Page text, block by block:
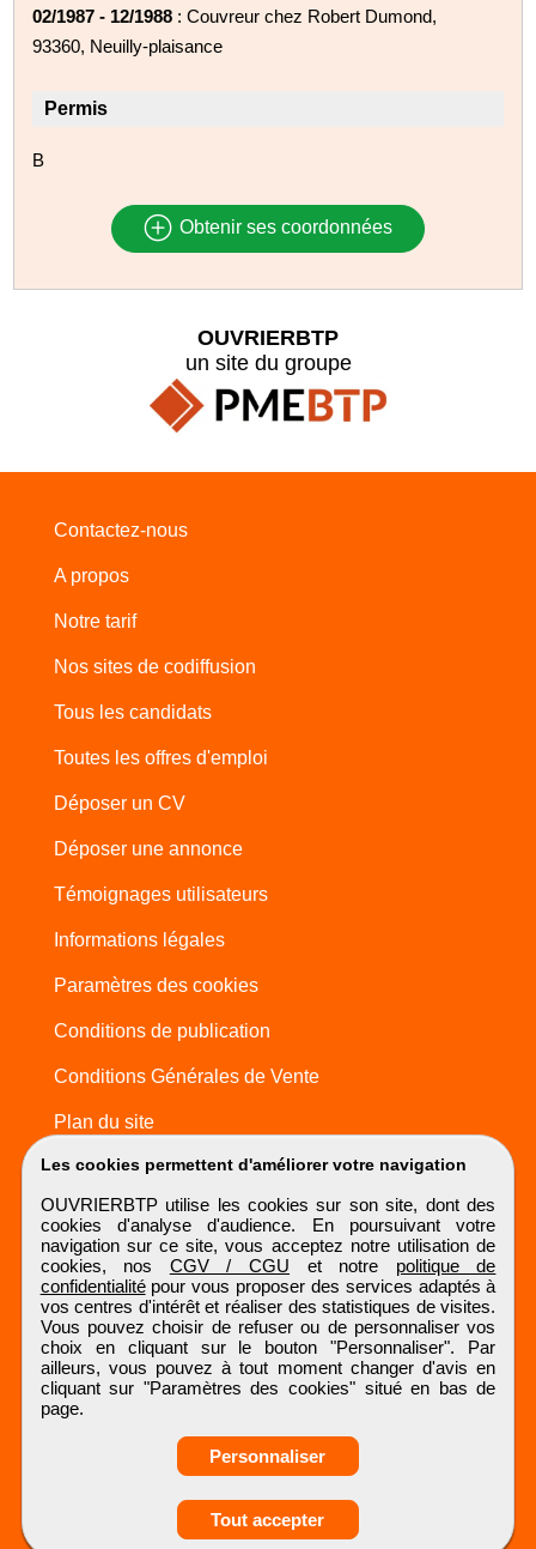
Obtenir ses
coordonnées
02/1987 - 12/1988 : Couvreur chez Robert Dumond,
93360, Neuilly-plaisance
Permis
B
Obtenir ses coordonnées
Les cookies permettent d'améliorer votre navigation
OUVRIERBTP utilise les cookies sur son site, dont des
cookies d'analyse d'audience. En poursuivant votre
navigation sur ce site, vous acceptez notre utilisation de
cookies, nos CGV / CGU et notre politique de
confidentialitépour vous proposer des services adaptés à
vos centres d'intérêt et réaliser des statistiques de visites.
Vous pouvez choisir de refuser ou de personnaliser vos
choix en cliquant sur le bouton "Personnaliser". Par
ailleurs, vous pouvez à tout moment changer d'avis en
cliquant sur "Paramètres des cookies" situé en bas de
page.
Personnaliser
Tout accepter
OUVRIERBTP
un site du groupe
Contactez-nous
A propos
Notre tarif
Nos sites de codiffusion
Tous les candidats
Toutes les offres d'emploi
Déposer un CV
Déposer une annonce
Témoignages utilisateurs
Informations légales
Paramètres des cookies
Conditions de publication
Conditions Générales de Vente
Plan du site
OUVRIERBTP